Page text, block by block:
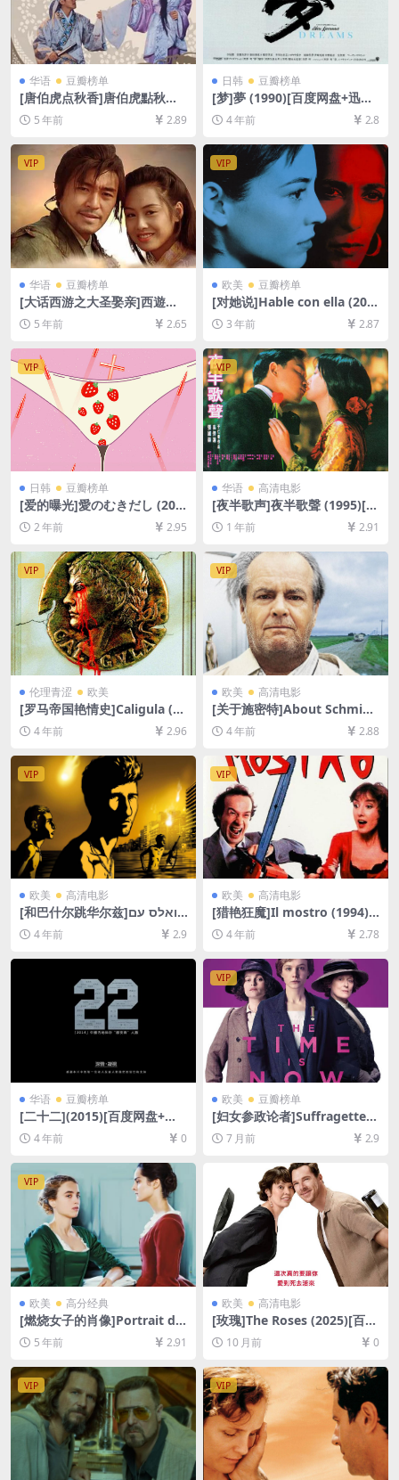
华语 豆瓣榜单
[唐伯虎点秋香]唐伯虎點秋香
(1993)[百度网盘+迅雷云盘资
源1080P超清未删减][MP4/6.
6GB][粤语中字]
5 年前 2.89
日韩 豆瓣榜单
[梦]夢 (1990)[百度网盘+迅雷
云盘资源1080P超清][MP4/7
GB][中文字幕]
4 年前 2.8
VIP
华语 豆瓣榜单
[大话西游之大圣娶亲]西遊記
大結局之仙履奇緣 (1995)[百
度网盘+迅雷云盘资源1080P
语中字]
5 年前 2.65
VIP
欧美 豆瓣榜单
[对她说]Hable con ella (200
2)[百度网盘+迅雷云盘资源10
80P超清未删减][MP4/6.7GB]
3 年前 2.87
VIP
日韩 豆瓣榜单
[爱的曝光]愛のむきだし (200
8)[百度网盘+夸克网盘1080P
超清未删减资源][网盘在线播
放/下载][MP4/15GB][中文字
幕]
2 年前 2.95
VIP
华语 高清电影
[夜半歌声]夜半歌聲 (1995)[百
度网盘+夸克网盘1080P超清
未删减资源][网盘在线播放/下
载][MP4/6.8GB][粤语原声中
字]
1 年前 2.91
VIP
伦理青涩 欧美
[罗马帝国艳情史]Caligula (19
79)[百度网盘+迅雷云盘+夸克
网盘资源1080P超清未删减]
[MP4/10GB][中英字幕]【手
机无法在线播放，请下载防和
谐压缩包（含解压密码）】
4 年前 2.96
VIP
欧美 高清电影
[关于施密特]About Schmidt
(2002)[百度网盘+迅雷云盘资
源1080P超清未删减][MP4/7.
6GB][中英字幕]
4 年前 2.88
VIP
欧美 高清电影
[和巴什尔跳华尔兹]ואלס עם
באשיר (2008)[百度网盘+迅雷
云盘资源1080P超清未删减]
[MP4/GB][中文字幕]
4 年前 2.9
VIP
欧美 高清电影
[猎艳狂魔]Il mostro (1994)
[百度网盘+迅雷云盘资源1080
P超清未删减][MP4/7.4GB][中
文字幕]
4 年前 2.78
华语 豆瓣榜单
[二十二](2015)[百度网盘+迅
雷云盘资源1080P超清未删减]
[MP4/3.8GB][中文字幕]
4 年前 0
VIP
欧美 豆瓣榜单
[妇女参政论者]Suffragette
(2015)[百度网盘+夸克网盘10
80P超清未删减资源][网盘在
线播放/下载][MP4/8.8GB][中
7 月前 2.9
VIP
欧美 高分经典
[燃烧女子的肖像]Portrait de
la jeune fille en feu (2019)
[百度网盘+迅雷云盘资源1080
英字幕]【视频文件+防和谐压
缩包（含解压密码）】
5 年前 2.91
欧美 高清电影
[玫瑰]The Roses (2025)[百度
网盘+夸克网盘1080P超清未
删减资源][网盘在线播放/下
10 月前 0
VIP VIP